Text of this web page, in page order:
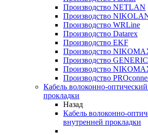
Производство NETLAN
Производство
Производство WRLine
Производство Datarex
Производство EKF
Производство
Производство
Производство
Производство
Кабель волоконно-
прокладки
Назад
Кабель волоконно-
внутренней прокладки